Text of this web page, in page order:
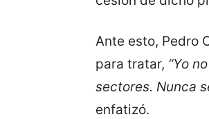
Ante esto, Pedro
para tratar, “Yo
sectores. Nunca
enfatizó.